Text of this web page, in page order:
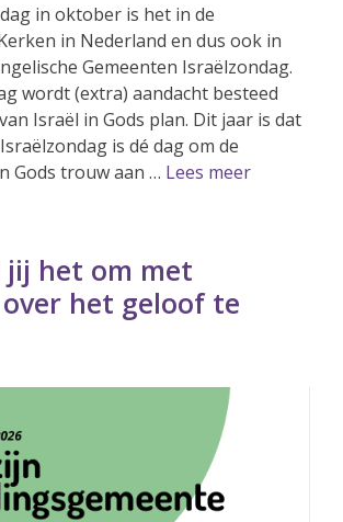
in oktober is het in de
in Nederland en dus ook in
Gemeenten Israëlzondag.
wordt (extra) aandacht besteed
Israël in Gods plan. Dit jaar is dat
is dé dag om de
Gods trouw aan … Lees meer
jij het om met
het geloof te